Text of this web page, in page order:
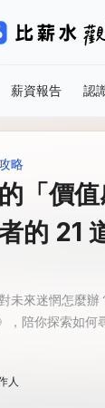
薪資報告 認
略
「價
的 21
未來迷惘怎麼辦
，陪你探索如何
人